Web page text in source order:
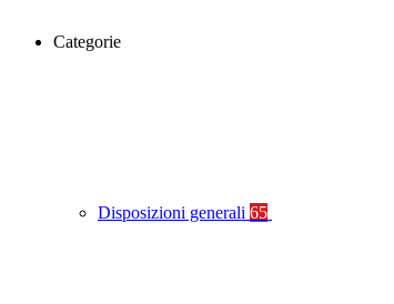
Categorie
Disposizioni generali 65